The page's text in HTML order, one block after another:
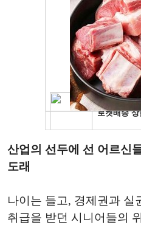
산업의 선두에 선 어르신
도래
나이는 들고, 경제권과 실
취급을 받던 시니어들의